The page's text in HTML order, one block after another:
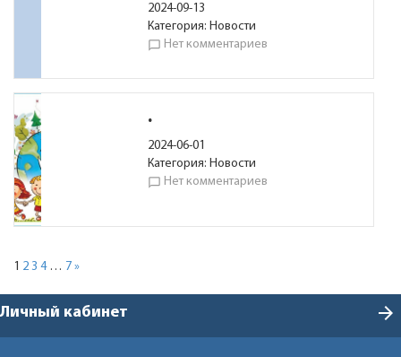
2024-09-13
Категория: Новости
chat_bubble_outline Нет комментариев
.
2024-06-01
Категория: Новости
chat_bubble_outline Нет комментариев
1 2 3 4 … 7 »
Личный кабинет arrow_forward